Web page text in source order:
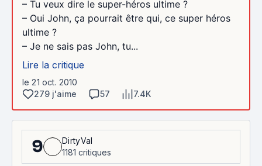
– Tu veux dire le super-héros ultime ?
– Oui John, ça pourrait être qui, ce super héros
ultime ?
– Je ne sais pas John, tu...
Lire la critique
le 21 oct. 2010
279 j'aime
57 7.4K
9
DirtyVal
1181 critiques